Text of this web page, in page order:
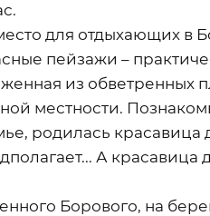
для отдыхающих в
пейзажи –
из обветренных
местности.
родилась красавица
А красавица
Борового, на